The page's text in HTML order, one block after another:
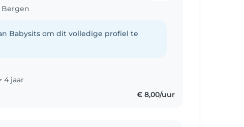
Babysits om dit volledige profiel te
4 jaar
€ 8,00/uur